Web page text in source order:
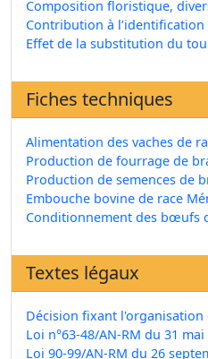
Composition floristique,
Contribution à l’identification
Effet de la substitution du
Fiches techniques
Alimentation des vaches de
Production de fourrage de
Production de semences de
Embouche bovine de race
Conditionnement des bœufs
Textes légaux
Décision fixant l'organisation
Loi n°63-48/AN-RM du 31
Loi 90-99/AN-RM du 26